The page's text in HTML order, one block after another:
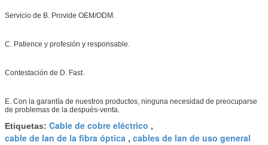
Servicio de B. Provide OEM/ODM.
C. Patience y profesión y responsable.
Contestación de D. Fast.
E. Con la garantía de nuestros productos, ninguna necesidad de preocuparse
de problemas de la después-venta.
Etiquetas: Cable de cobre eléctrico ,
cable de lan de la fibra óptica , cables de lan de uso general